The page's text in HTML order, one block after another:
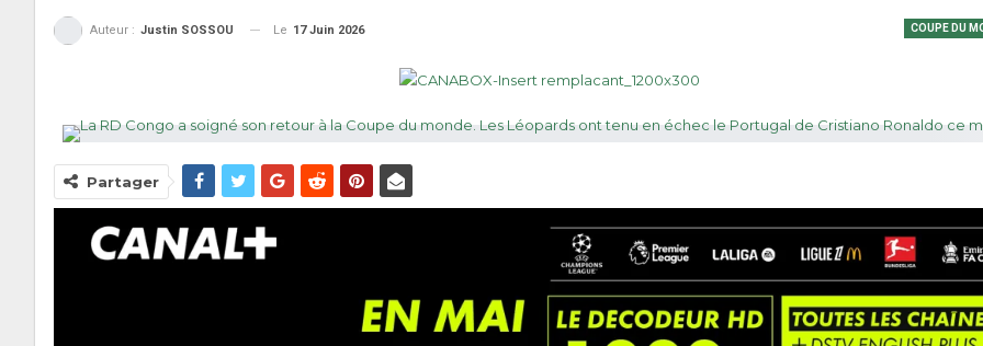
COUPE DU
Auteur : Justin SOSSOU Le 17 Juin 2026
Partager